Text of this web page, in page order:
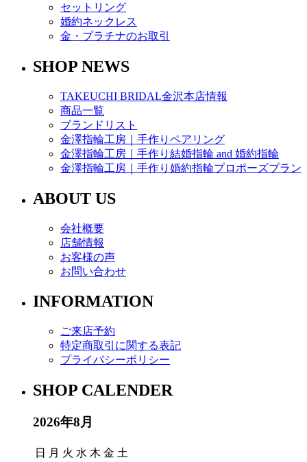
セットリング
婚約ネックレス
金・プラチナのお取引
SHOP NEWS
TAKEUCHI BRIDAL金沢本店情報
商品一覧
ブランドリスト
金澤指輪工房｜手作りペアリング
金澤指輪工房｜手作り結婚指輪 and 婚約指輪
金澤指輪工房｜手作り婚約指輪プロポーズプラン
ABOUT US
会社概要
店舗情報
お客様の声
お問い合わせ
INFORMATION
ご来店予約
特定商取引に関する表記
プライバシーポリシー
SHOP CALENDER
2026年8月
日 月 火 水 木 金 土